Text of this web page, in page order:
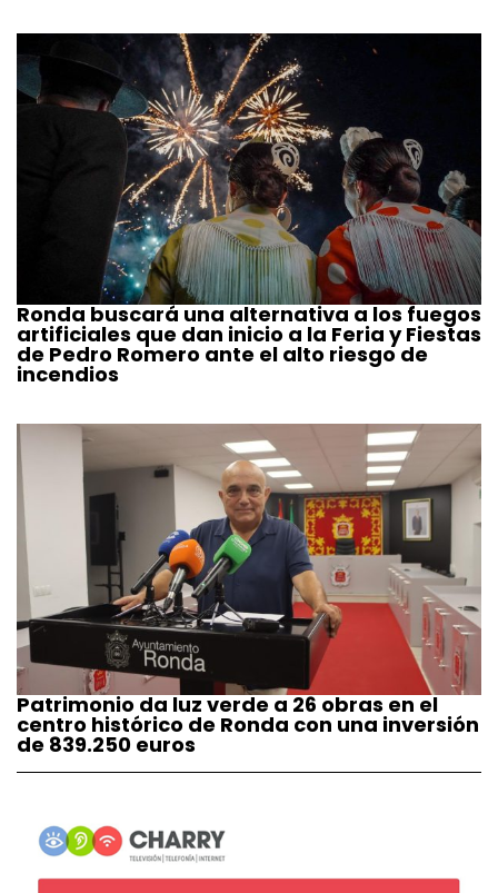
Ronda buscará una alternativa a los fuegos
artificiales que dan inicio a la Feria y Fiestas
de Pedro Romero ante el alto riesgo de
incendios
Patrimonio da luz verde a 26 obras en el
centro histórico de Ronda con una inversión
de 839.250 euros